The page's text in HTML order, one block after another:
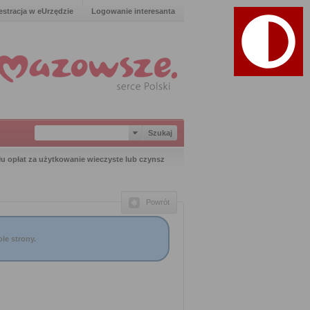
w eUrzędzie Logowanie interesanta
opłat za użytkowanie wieczyste lub czynsz
Powrót
strony.